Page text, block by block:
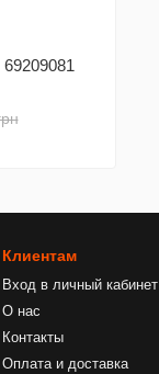
Клиентам
Вход в личный кабинет
О нас
Контакты
Оплата и доставка